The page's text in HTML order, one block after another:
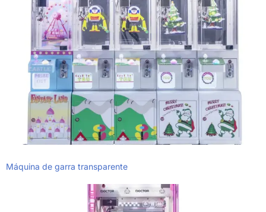
Máquina de garra transparente